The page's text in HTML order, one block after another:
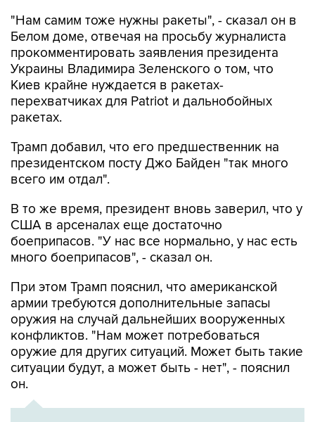
прокомментировать заявления президента
Украины Владимира Зеленского о том, что
Киев крайне нуждается в ракетах-
перехватчиках для Patriot и дальнобойных
ракетах.
Трамп добавил, что его предшественник на
всего им отдал".
В то же время, президент вновь заверил, что у
боеприпасов. "У нас все нормально, у нас есть
много боеприпасов", - сказал он.
При этом Трамп пояснил, что американской
оружия на случай дальнейших вооруженных
конфликтов. "Нам может потребоваться
оружие для других ситуаций. Может быть такие
ситуации будут, а может быть - нет", - пояснил
он.
ХРОНИКА